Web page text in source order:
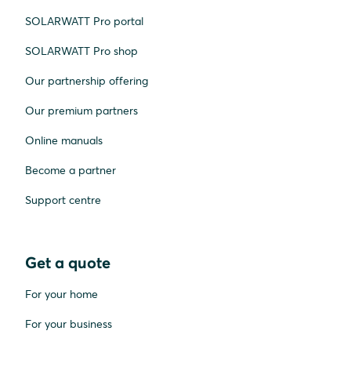
SOLARWATT Pro portal
SOLARWATT Pro shop
Our partnership offering
Our premium partners
Online manuals
Become a partner
Support centre
Get a quote
For your home
For your business